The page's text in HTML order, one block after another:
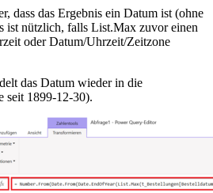
dass das Ergebnis ein Datum ist (ohne
ist nützlich, falls List.Max zuvor einen
oder Datum/Uhrzeit/Zeitzone
das Datum wieder in die
seit 1899-12-30).